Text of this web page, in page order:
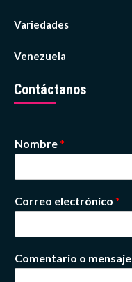
Variedades
Venezuela
Contáctanos
Nombre*
Correo electrónico *
Comentario o mensaje